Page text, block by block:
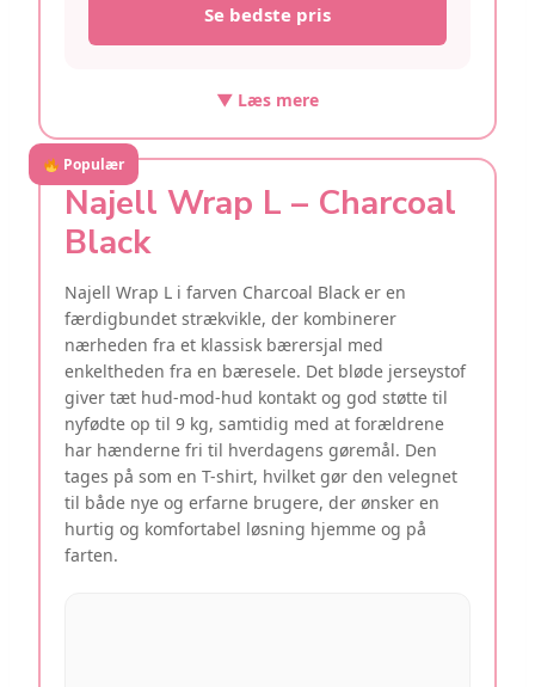
Se bedste pris
▼ Læs mere
Populær
Najell Wrap L – Charcoal
Black
Najell Wrap L i farven Charcoal Black er en
færdigbundet strækvikle, der kombinerer
nærheden fra et klassisk bærersjal med
enkeltheden fra en bæresele. Det bløde jerseystof
giver tæt hud-mod-hud kontakt og god støtte til
nyfødte op til 9 kg, samtidig med at forældrene
har hænderne fri til hverdagens gøremål. Den
tages på som en T-shirt, hvilket gør den velegnet
til både nye og erfarne brugere, der ønsker en
hurtig og komfortabel løsning hjemme og på
farten.